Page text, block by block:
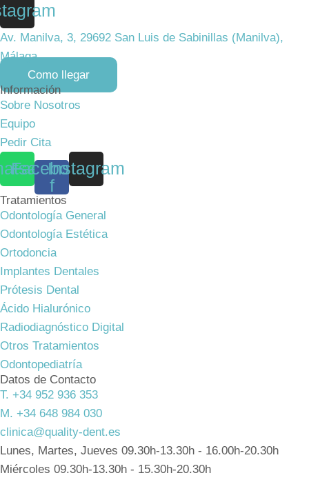
Av. Manilva, 3, 29692 San Luis de Sabinillas (Manilva),
Málaga
Como llegar
Información
Sobre Nosotros
Equipo
Pedir Cita
Facebook-
f
Instagram
Tratamientos
Odontología General
Odontología Estética
Ortodoncia
Implantes Dentales
Prótesis Dental
Ácido Hialurónico
Radiodiagnóstico Digital
Otros Tratamientos
Odontopediatría
Datos de Contacto
T. +34 952 936 353
M. +34 648 984 030
clinica@quality-dent.es
Lunes, Martes, Jueves 09.30h-13.30h - 16.00h-20.30h
Miércoles 09.30h-13.30h - 15.30h-20.30h